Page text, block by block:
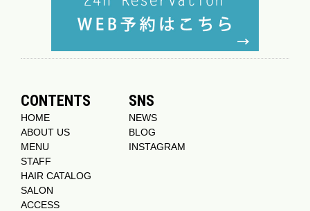
CONTENTS
HOME
ABOUT US
MENU
STAFF
HAIR CATALOG
SALON
ACCESS
SNS
NEWS
BLOG
INSTAGRAM